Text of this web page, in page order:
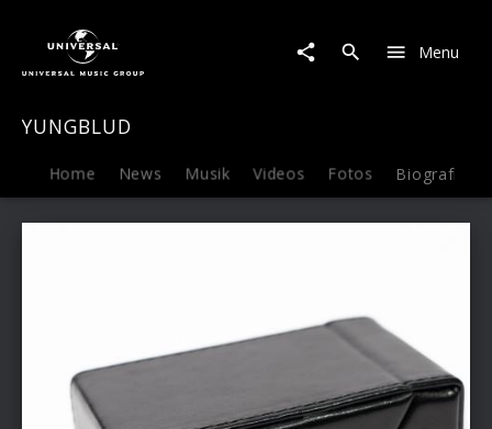
Fanartikel
Menu
YUNGBLUD
Home News Musik Videos Fotos Biografie